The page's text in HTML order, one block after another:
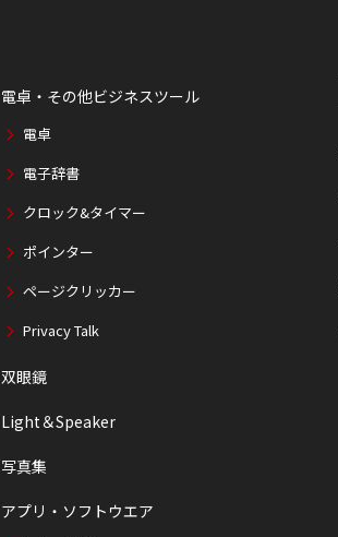
電卓・その他ビジネスツール
電卓
電子辞書
クロック&タイマー
ポインター
ページクリッカー
Privacy Talk
双眼鏡
Light＆Speaker
写真集
アプリ・ソフトウエア